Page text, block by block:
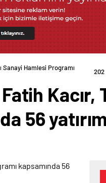
Sanayi Hamlesi Programı
202
Kacır,
56